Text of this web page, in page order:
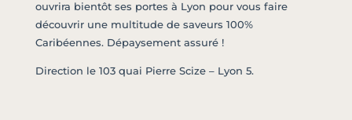
ouvrira bientôt ses portes à Lyon pour vous faire
découvrir une multitude de saveurs 100%
Caribéennes. Dépaysement assuré !
Direction le 103 quai Pierre Scize – Lyon 5.